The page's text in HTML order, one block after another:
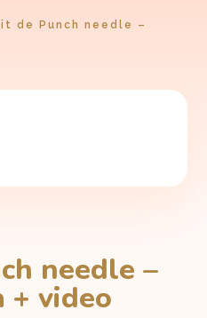
de Punch needle –
needle –
+ video